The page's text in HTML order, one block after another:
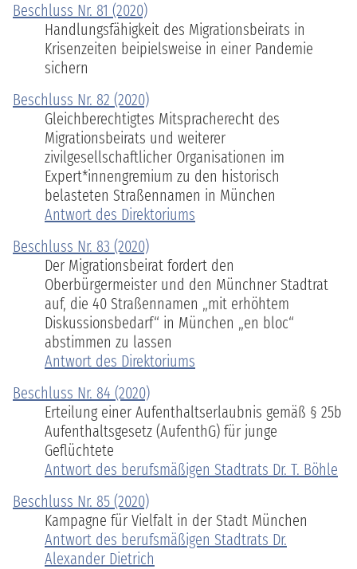
Beschluss Nr. 81 (2020)
Handlungsfähigkeit des Migrationsbeirats in
Krisenzeiten beipielsweise in einer Pandemie
sichern
Beschluss Nr. 82 (2020)
Gleichberechtigtes Mitspracherecht des
Migrationsbeirats und weiterer
zivilgesellschaftlicher Organisationen im
Expert*innengremium zu den historisch
belasteten Straßennamen in München
Antwort des Direktoriums
Beschluss Nr. 83 (2020)
Der Migrationsbeirat fordert den
Oberbürgermeister und den Münchner Stadtrat
auf, die 40 Straßennamen „mit erhöhtem
Diskussionsbedarf“ in München „en bloc“
abstimmen zu lassen
Antwort des Direktoriums
Beschluss Nr. 84 (2020)
Erteilung einer Aufenthaltserlaubnis gemäß § 25b
Aufenthaltsgesetz (AufenthG) für junge
Geflüchtete
Antwort des berufsmäßigen Stadtrats Dr. T. Böhle
Beschluss Nr. 85 (2020)
Kampagne für Vielfalt in der Stadt München
Antwort des berufsmäßigen Stadtrats Dr.
Alexander Dietrich